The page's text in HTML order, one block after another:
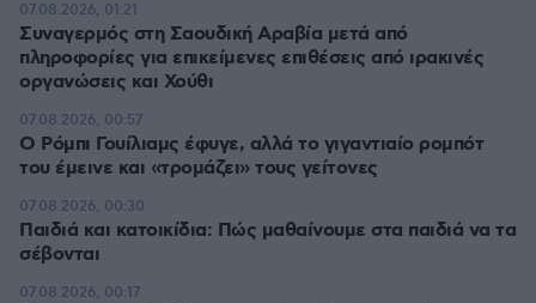
Συναγερμός στη Σαουδική Αραβία μετά από
πληροφορίες για επικείμενες επιθέσεις από ιρακινές
οργανώσεις και Χούθι
07.08.2026, 01:21
Ο Ρόμπι Γουίλιαμς έφυγε, αλλά το γιγαντιαίο ρομπότ
του έμεινε και «τρομάζει» τους γείτονες
07.08.2026, 00:57
Παιδιά και κατοικίδια: Πώς μαθαίνουμε στα παιδιά να τα
σέβονται
07.08.2026, 00:30
07.08.2026, 00:17